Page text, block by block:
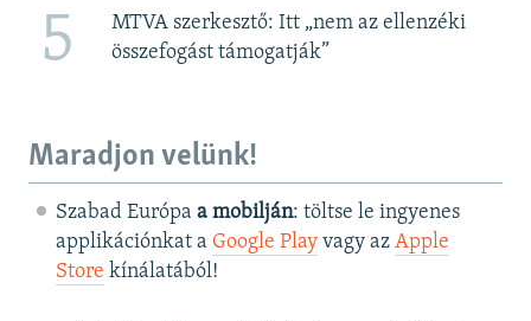
5
MTVA szerkesztő: Itt „nem az ellenzéki
összefogást támogatják”
Maradjon velünk!
Szabad Európa a mobilján: töltse le ingyenes
applikációnkat a Google Playvagy az Apple
Store kínálatából!